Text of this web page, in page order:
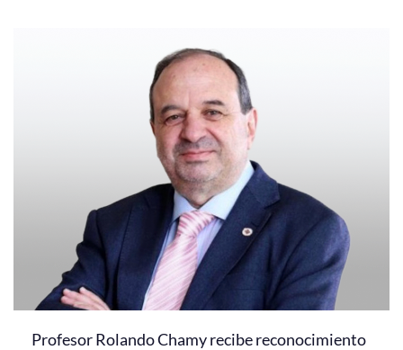
Profesor Rolando Chamy recibe reconocimiento